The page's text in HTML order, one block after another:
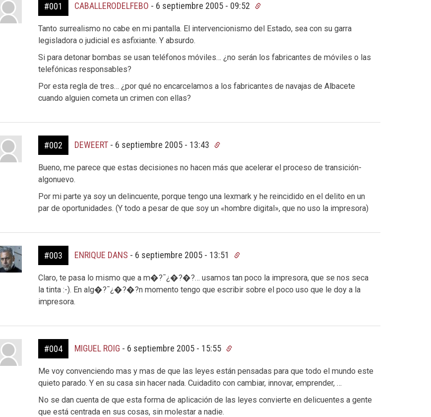
#001 CABALLERODELFEBO - 6 septiembre 2005 - 09:52
Tanto surrealismo no cabe en mi pantalla. El intervencionismo del Estado, sea con su garra
legisladora o judicial es asfixiante. Y absurdo.
Si para detonar bombas se usan teléfonos móviles… ¿no serán los fabricantes de móviles o las
telefónicas responsables?
Por esta regla de tres… ¿por qué no encarcelamos a los fabricantes de navajas de Albacete
cuando alguien cometa un crimen con ellas?
#002 DEWEERT- 6 septiembre 2005 - 13:43
Bueno, me parece que estas decisiones no hacen más que acelerar el proceso de transición-
algonuevo.
Por mi parte ya soy un delincuente, porque tengo una lexmark y he reincidido en el delito en un
par de oportunidades. (Y todo a pesar de que soy un «hombre digital», que no uso la impresora)
#003 ENRIQUE DANS - 6 septiembre 2005 - 13:51
Claro, te pasa lo mismo que a m�?¯¿�?�?… usamos tan poco la impresora, que se nos seca
la tinta :-). En alg�?¯¿�?�?n momento tengo que escribir sobre el poco uso que le doy a la
impresora.
#004 MIGUEL ROIG - 6 septiembre 2005 - 15:55
Me voy convenciendo mas y mas de que las leyes están pensadas para que todo el mundo este
quieto parado. Y en su casa sin hacer nada. Cuidadito con cambiar, innovar, emprender, …
No se dan cuenta de que esta forma de aplicación de las leyes convierte en delicuentes a gente
que está centrada en sus cosas, sin molestar a nadie.